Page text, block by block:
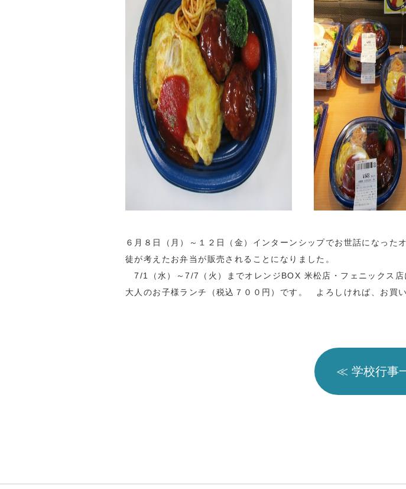
６月８日（月）～１２日（金）インターンシップでお世話になっ
徒が考えたお弁当が販売されることになりました。
7/1（水）～7/7（火）までオレンジBOX 米松店・フェニックス店
大人のお子様ランチ（税込７００円）です。 よろしければ、お買い
≪ 学校行事